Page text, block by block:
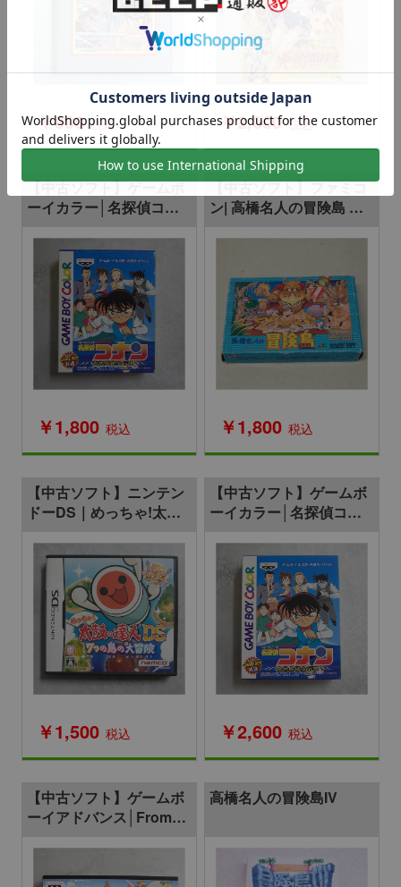
￥800 税込 ￥2,000 税込
【中古ソフト】ゲームボ
ーイカラー│名探偵コナ
￥1,800 税込
【中古ソフト】ファミコ
ン| 高橋名人の冒険島 箱
￥1,800 税込
【中古ソフト】ニンテン
ドーDS｜めっちゃ!太鼓
￥1,500 税込
【中古ソフト】ゲームボ
ーイカラー│名探偵コナ
￥2,600 税込
【中古ソフト】ゲームボ
ーイアドバンス│From
ツ島の大秘宝
高橋名人の冒険島IV